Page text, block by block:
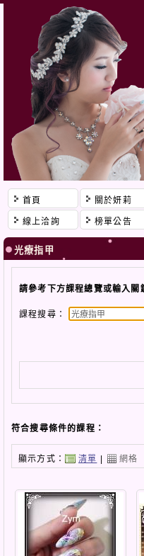
首頁 關於妍莉
線上洽詢 榜單公告
光療指甲
請參考下方課程總覽或輸入關
課程搜尋：
符合搜尋條件的課程：
顯示方式： 清單 | 網格